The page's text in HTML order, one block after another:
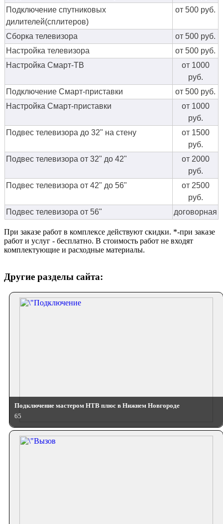
Подключение спутниковых
дилителей(сплитеров)
от 500 руб.
Сборка телевизора
от 500 руб.
Настройка телевизора
от 500 руб.
Настройка Смарт-ТВ
от 1000
руб.
Подключение Смарт-приставки
от 500 руб.
Настройка Смарт-приставки
от 1000
руб.
Подвес телевизора до 32" на стену
от 1500
руб.
Подвес телевизора от 32" до 42"
от 2000
руб.
Подвес телевизора от 42" до 56"
от 2500
руб.
Подвес телевизора от 56"
договорная
При заказе работ в комплексе действуют скидки. *-при заказе
работ и услуг - бесплатно. В стоимость работ не входят
комплектующие и расходные материалы.
Другие разделы сайта:
Подключение мастером НТВ плюс в Нижнем Новгороде
65